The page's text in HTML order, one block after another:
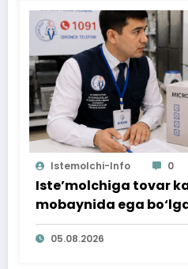
Istemolchi-Info 0
Iste’molchiga tovar
mobaynida ega
ta’minlab berildi
05.08.2026